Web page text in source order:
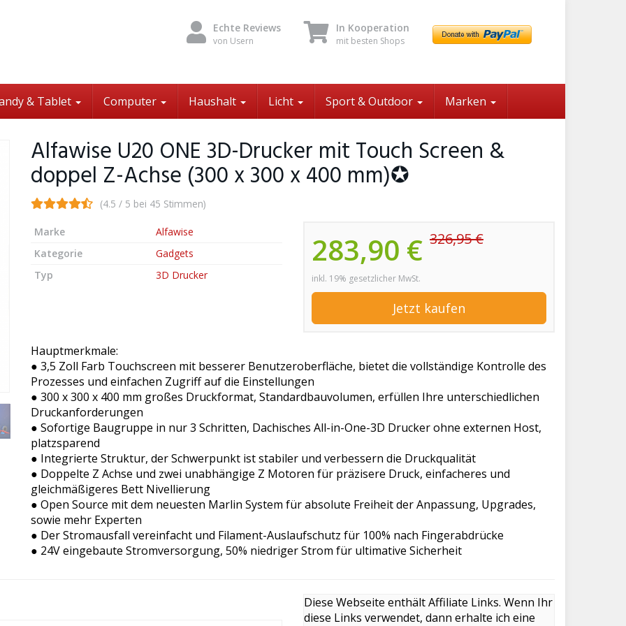
Echte Reviews
von Usern
In Kooperation
mit besten Shops
& Tablet Computer Haushalt Licht Sport & Outdoor Marken
Alfawise U20 ONE 3D-Drucker mit Touch Screen &
doppel Z-Achse (300 x 300 x 400 mm)✪
(4.5 / 5 bei 45 Stimmen)
283,90 € 326,95 €
inkl. 19% gesetzlicher MwSt.
Jetzt kaufen
Marke
Alfawise
Kategorie
Gadgets
Typ
3D Drucker
Hauptmerkmale:
● 3,5 Zoll Farb Touchscreen mit besserer Benutzeroberfläche, bietet die vollständige Kontrolle des
Prozesses und einfachen Zugriff auf die Einstellungen
● 300 x 300 x 400 mm großes Druckformat, Standardbauvolumen, erfüllen Ihre unterschiedlichen
Druckanforderungen
● Sofortige Baugruppe in nur 3 Schritten, Dachisches All-in-One-3D Drucker ohne externen Host,
platzsparend
● Integrierte Struktur, der Schwerpunkt ist stabiler und verbessern die Druckqualität
● Doppelte Z Achse und zwei unabhängige Z Motoren für präzisere Druck, einfacheres und
gleichmäßigeres Bett Nivellierung
● Open Source mit dem neuesten Marlin System für absolute Freiheit der Anpassung, Upgrades,
sowie mehr Experten
● Der Stromausfall vereinfacht und Filament-Auslaufschutz für 100% nach Fingerabdrücke
● 24V eingebaute Stromversorgung, 50% niedriger Strom für ultimative Sicherheit
Diese Webseite enthält Affiliate Links. Wenn Ihr
diese Links verwendet, dann erhalte ich eine